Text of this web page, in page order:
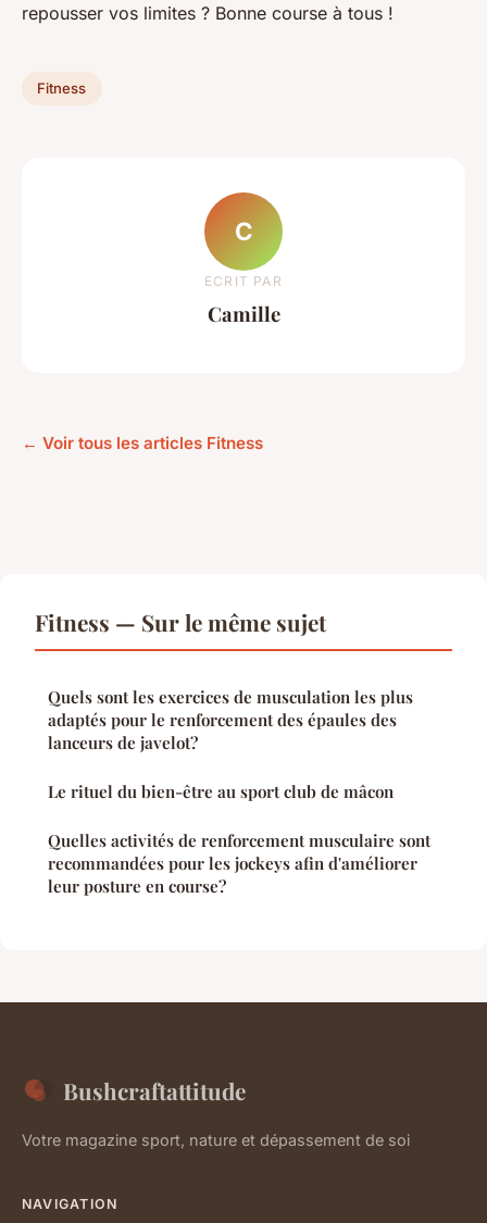
repousser vos limites ? Bonne course à tous !
Fitness
C
ECRIT PAR
Camille
← Voir tous les articles Fitness
Fitness — Sur le même sujet
Quels sont les exercices de musculation les plus
adaptés pour le renforcement des épaules des
lanceurs de javelot?
Le rituel du bien-être au sport club de mâcon
Quelles activités de renforcement musculaire sont
recommandées pour les jockeys afin d'améliorer
leur posture en course?
Bushcraftattitude
Votre magazine sport, nature et dépassement de soi
NAVIGATION